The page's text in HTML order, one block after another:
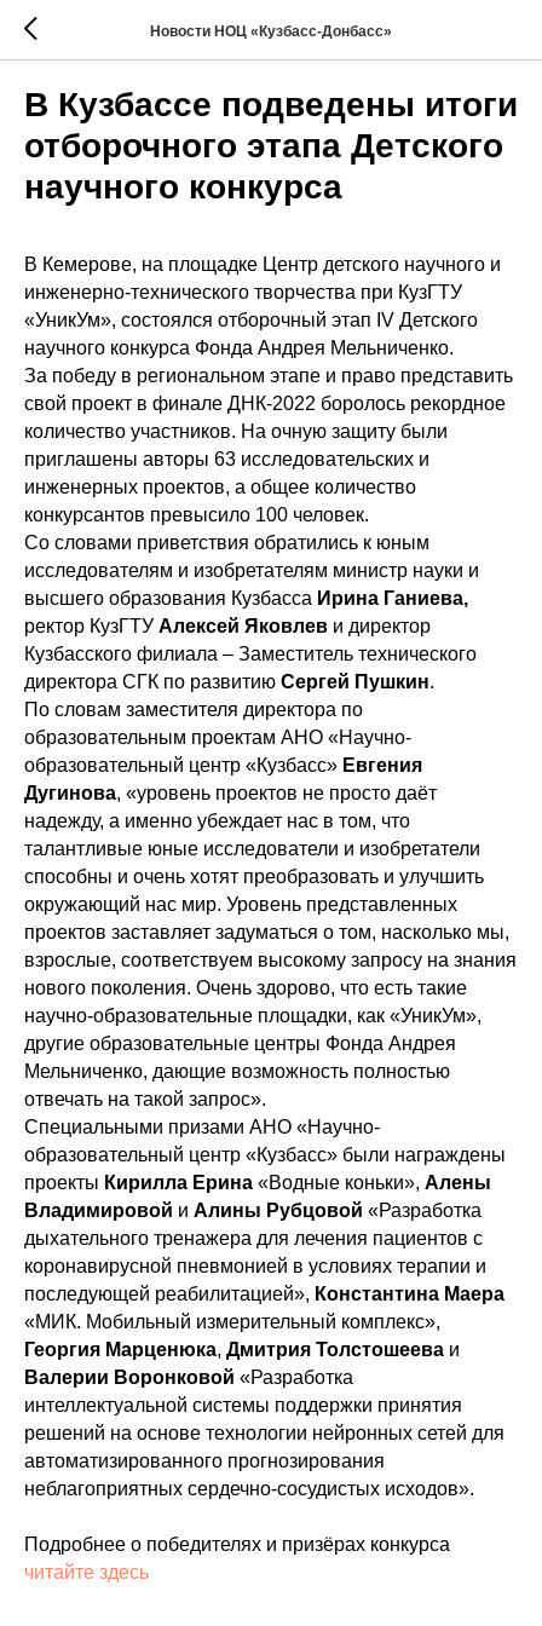
Новости НОЦ «Кузбасс-Донбасс»
В Кузбассе подведены итоги
отборочного этапа Детского
научного конкурса
В Кемерове, на площадке Центр детского научного и
инженерно-технического творчества при КузГТУ
«УникУм», состоялся отборочный этап IV Детского
научного конкурса Фонда Андрея Мельниченко.
За победу в региональном этапе и право представить
свой проект в финале ДНК-2022 боролось рекордное
количество участников. На очную защиту были
приглашены авторы 63 исследовательских и
инженерных проектов, а общее количество
конкурсантов превысило 100 человек.
Со словами приветствия обратились к юным
исследователям и изобретателям министр науки и
высшего образования Кузбасса Ирина Ганиева,
ректор КузГТУ Алексей Яковлев и директор
Кузбасского филиала – Заместитель технического
директора СГК по развитию Сергей Пушкин.
По словам заместителя директора по
образовательным проектам АНО «Научно-
образовательный центр «Кузбасс» Евгения
Дугинова, «уровень проектов не просто даёт
надежду, а именно убеждает нас в том, что
талантливые юные исследователи и изобретатели
способны и очень хотят преобразовать и улучшить
окружающий нас мир. Уровень представленных
проектов заставляет задуматься о том, насколько мы,
взрослые, соответствуем высокому запросу на знания
нового поколения. Очень здорово, что есть такие
научно-образовательные площадки, как «УникУм»,
другие образовательные центры Фонда Андрея
Мельниченко, дающие возможность полностью
отвечать на такой запрос».
Специальными призами АНО «Научно-
образовательный центр «Кузбасс» были награждены
проекты Кирилла Ерина «Водные коньки», Алены
Владимировой и Алины Рубцовой «Разработка
дыхательного тренажера для лечения пациентов с
коронавирусной пневмонией в условиях терапии и
последующей реабилитацией», Константина Маера
«МИК. Мобильный измерительный комплекс»,
Георгия Марценюка, Дмитрия Толстошеева и
Валерии Воронковой «Разработка
интеллектуальной системы поддержки принятия
решений на основе технологии нейронных сетей для
автоматизированного прогнозирования
неблагоприятных сердечно-сосудистых исходов».
Подробнее о победителях и призёрах конкурса
читайте здесь